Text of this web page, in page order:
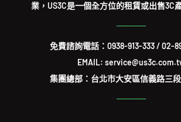
業，US3C是一個全方位的租賃或出售3C
免費諮詢電話： 0938-913-333/02-
EMAIL:
集團總部：台北市大安區信義路三段